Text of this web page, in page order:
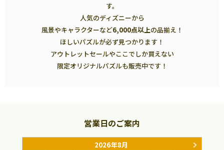
す。
人気のディズニーから
風景やキャラクターなど6,000点以上の品揃え！
ほしいパズルが必ず見つかります！
アウトレットセールやここでしか買えない
限定オリジナルパズルも販売中です！
営業日のご案内
2026年8月